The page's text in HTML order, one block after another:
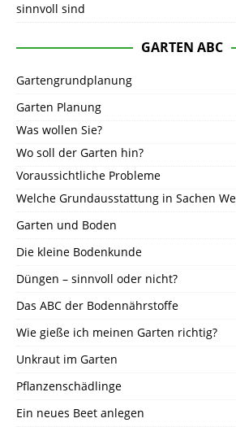
sinnvoll sind
GARTEN ABC
Gartengrundplanung
Garten Planung
Was wollen Sie?
Wo soll der Garten hin?
Voraussichtliche Probleme
Welche Grundausstattung in Sachen
Garten und Boden
Die kleine Bodenkunde
Düngen – sinnvoll oder nicht?
Das ABC der Bodennährstoffe
Wie gieße ich meinen Garten richtig?
Unkraut im Garten
Pflanzenschädlinge
Ein neues Beet anlegen